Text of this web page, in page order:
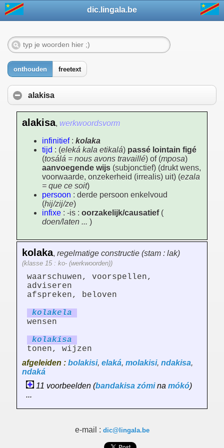
dic.lingala.be
onthouden freetext
alakisa
alakisa, werkwoordsvorm
infinitief: kolaka
tijd : (eleká kala etikalá) passé lointain figé
(tosálá = nous avons travaillé) of (mposa)
aanvoegende wijs (subjonctief) (drukt wens,
voorwaarde, onzekerheid (irrealis) uit) (ezala
= que ce soit)
persoon : derde persoon enkelvoud
(hij/zij/ze)
infixe : -is : oorzakelijk/causatief(
doen/laten ... )
kolaka, regelmatige constructie (stam : lak)
(klasse 15 : ko- (werkwoorden))
waarschuwen, voorspellen,
adviseren
afspreken, beloven
kolakela
wensen
kolakisa
tonen, wijzen
afgeleiden : bolakisi, elaká, molakisi, ndakisa,
ndaká
11 voorbeelden (bandakisa zómina mókó)
...
e-mail : dic@lingala.be